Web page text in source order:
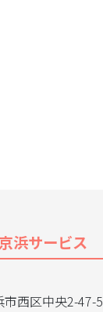
浜サービス
西区中央2-47-5